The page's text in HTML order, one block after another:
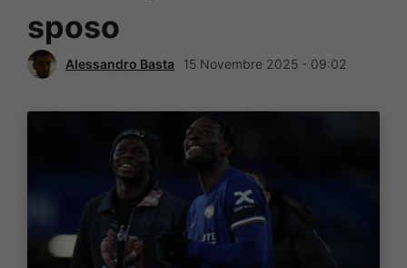
sposo
Alessandro Basta 15 Novembre 2025 - 09:02